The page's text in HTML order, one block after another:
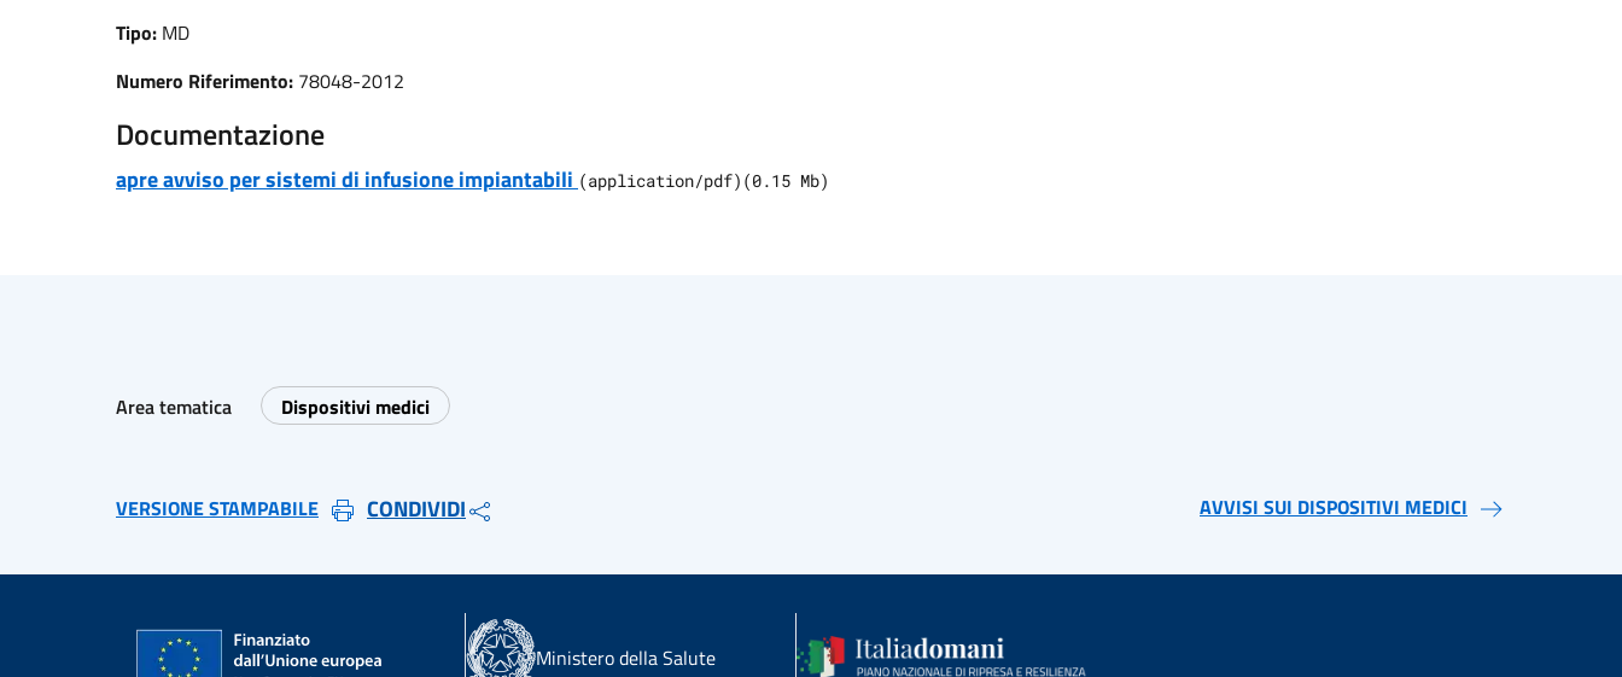
Tipo: MD
Numero Riferimento: 78048-2012
Documentazione
apre avviso per sistemi di infusione impiantabili (application/pdf) (0.15 Mb)
Area tematica Dispositivi medici
VERSIONE STAMPABILE CONDIVIDI AVVISI SUI DISPOSITIVI MEDICI
Ministero della Salute